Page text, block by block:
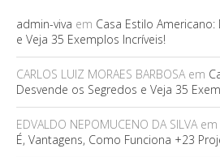
admin-viva em Casa Estilo
e Veja 35 Exemplos Incríveis!
CARLOS LUIZ MORAES BARBOSAem
Desvende os Segredos e Veja 35
EDVALDO NEPOMUCENO DA SILVAem
É, Vantagens, Como Funciona +23